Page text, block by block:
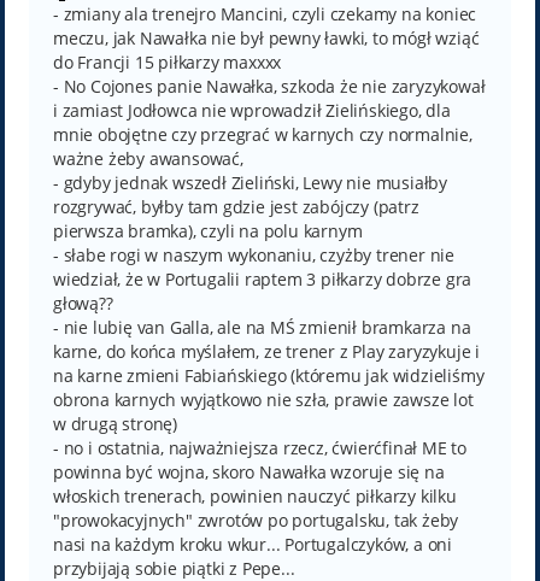
- zmiany ala trenejro Mancini, czyli czekamy na koniec
meczu, jak Nawałka nie był pewny ławki, to mógł wziąć
do Francji 15 piłkarzy maxxxx
- No Cojones panie Nawałka, szkoda że nie zaryzykował
i zamiast Jodłowca nie wprowadził Zielińskiego, dla
mnie obojętne czy przegrać w karnych czy normalnie,
ważne żeby awansować,
- gdyby jednak wszedł Zieliński, Lewy nie musiałby
rozgrywać, byłby tam gdzie jest zabójczy (patrz
pierwsza bramka), czyli na polu karnym
- słabe rogi w naszym wykonaniu, czyżby trener nie
wiedział, że w Portugalii raptem 3 piłkarzy dobrze gra
głową??
- nie lubię van Galla, ale na MŚ zmienił bramkarza na
karne, do końca myślałem, ze trener z Play zaryzykuje i
na karne zmieni Fabiańskiego (któremu jak widzieliśmy
obrona karnych wyjątkowo nie szła, prawie zawsze lot
w drugą stronę)
- no i ostatnia, najważniejsza rzecz, ćwierćfinał ME to
powinna być wojna, skoro Nawałka wzoruje się na
włoskich trenerach, powinien nauczyć piłkarzy kilku
"prowokacyjnych" zwrotów po portugalsku, tak żeby
nasi na każdym kroku wkur... Portugalczyków, a oni
przybijają sobie piątki z Pepe...